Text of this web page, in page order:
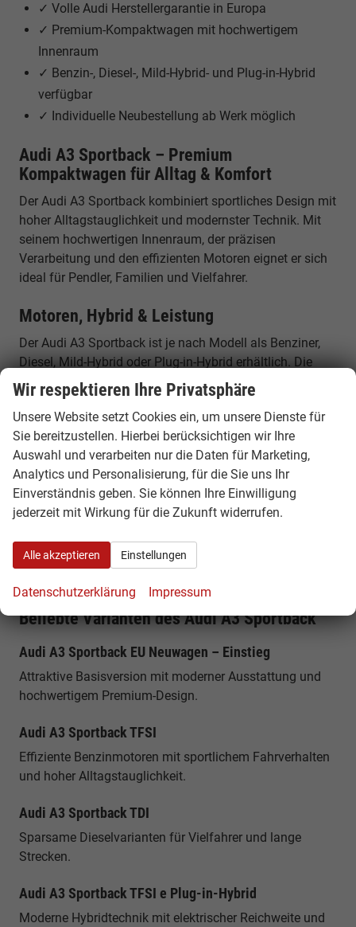
✓ Volle Audi Herstellergarantie in Europa
✓ Premium-Kompaktwagen mit hochwertigem
Innenraum
✓ Benzin-, Diesel-, Mild-Hybrid- und Plug-in-Hybrid
verfügbar
✓ Individuelle Neubestellung ab Werk möglich
Audi A3 Sportback – Premium
Kompaktwagen für Alltag & Komfort
Der Audi A3 Sportback kombiniert sportliches Design mit
hoher Alltagstauglichkeit und modernster Technik. Mit
seinem hochwertigen Innenraum, der präzisen
Verarbeitung und den effizienten Motoren eignet er sich
ideal für Pendler, Familien und Vielfahrer.
Motoren, Hybrid & Leistung
Der Audi A3 Sportback ist je nach Modell als Benziner,
Diesel, Mild-Hybrid oder Plug-in-Hybrid erhältlich. Die
Leistung reicht von etwa 116 PS bis zu 272 PS bei den
leistungsstarken Plug-in-Hybrid-Modellen. Zusätzlich
stehen sportliche S3- und RS3-Versionen mit deutlich
höherer Leistung zur Verfügung.
Verbrauch & Effizienz
Moderne Mild-Hybrid-Technologie unterstützt den
Kraftstoffverbrauch und sorgt für effizientes Fahren im
Alltag. Die Plug-in-Hybrid-Varianten ermöglichen
zusätzlich rein elektrisches Fahren mit hoher Reichweite
Beliebte Varianten des Audi A3 Sportback
Audi A3 Sportback EU Neuwagen – Einstieg
Attraktive Basisversion mit moderner Ausstattung und
hochwertigem Premium-Design.
Audi A3 Sportback TFSI
Effiziente Benzinmotoren mit sportlichem Fahrverhalten
und hoher Alltagstauglichkeit.
Audi A3 Sportback TDI
Sparsame Dieselvarianten für Vielfahrer und lange
Strecken.
Audi A3 Sportback TFSI e Plug-in-Hybrid
Moderne Hybridtechnik mit elektrischer Reichweite und
Wir respektieren Ihre Privatsphäre
Unsere Website setzt Cookies ein, um unsere Dienste für
Sie bereitzustellen. Hierbei berücksichtigen wir Ihre
Auswahl und verarbeiten nur die Daten für Marketing,
Analytics und Personalisierung, für die Sie uns Ihr
Einverständnis geben. Sie können Ihre Einwilligung
jederzeit mit Wirkung für die Zukunft widerrufen.
Alle akzeptieren Einstellungen
Datenschutzerklärung Impressum